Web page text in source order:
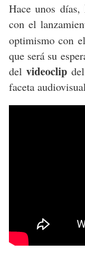
Hace unos días,
con el
optimismo con
que será su
del videoclip
faceta